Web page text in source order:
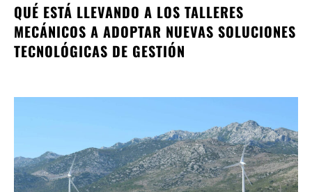
QUÉ ESTÁ LLEVANDO A LOS TALLERES
MECÁNICOS A ADOPTAR NUEVAS SOLUCIONES
TECNOLÓGICAS DE GESTIÓN